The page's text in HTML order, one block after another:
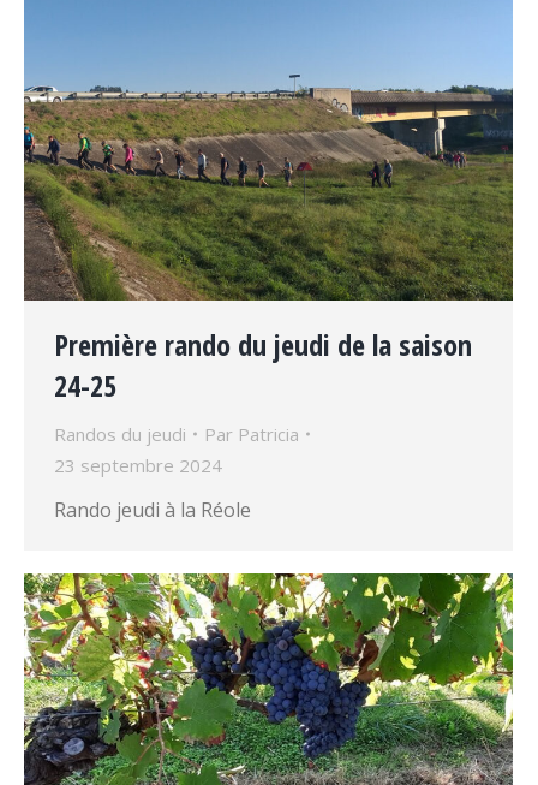
Première rando du jeudi de la saison
24-25
Randos du jeudi Par Patricia
23 septembre 2024
Rando jeudi à la Réole